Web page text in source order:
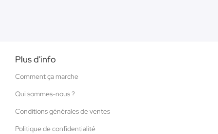
Plus d'info
Comment ça marche
Qui sommes-nous ?
Conditions générales de ventes
Politique de confidentialité